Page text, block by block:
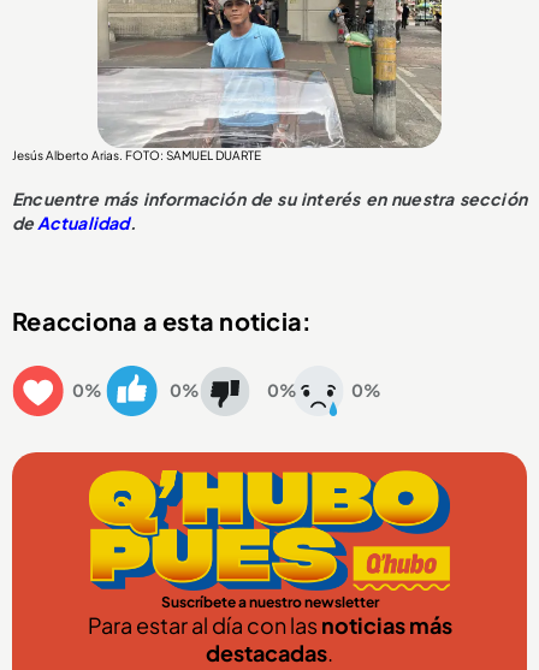
Jesús Alberto Arias. FOTO: SAMUEL DUARTE
Encuentre más información de su interés en nuestra sección
deActualidad.
Reacciona a esta noticia:
0% 0% 0% 0%
Suscríbete a nuestro newsletter
Para estar al día con lasnoticias más
destacadas